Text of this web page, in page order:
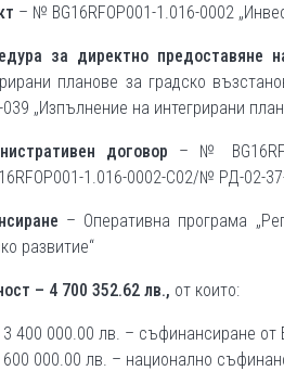
– № BG16RFOP001-1.016-0002
за директно предоставяне
планове за градско
„Изпълнение на интегрирани
договор – №
1.016-0002-С02/№ РД-02-
– Оперативна програма
развитие“
– 4 700 352.62 лв., от които:
3 400 000.00 лв. – съфинансиране от
600 000.00 лв. – национално